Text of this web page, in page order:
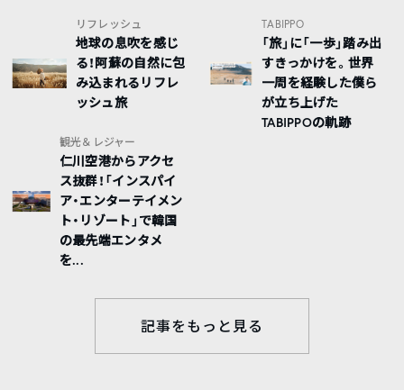
リフレッシュ
地球の息吹を感じ
る！阿蘇の自然に包
み込まれるリフレ
ッシュ旅
TABIPPO
「旅」に「一歩」踏み出
すきっかけを。世界
一周を経験した僕ら
が立ち上げた
TABIPPOの軌跡
観光＆レジャー
仁川空港からアクセ
ス抜群！「インスパイ
ア・エンターテイメン
ト・リゾート」で韓国
の最先端エンタメ
を...
記事をもっと見る